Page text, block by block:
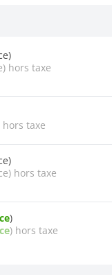
hors taxe
hors taxe
hors taxe
)
) hors taxe